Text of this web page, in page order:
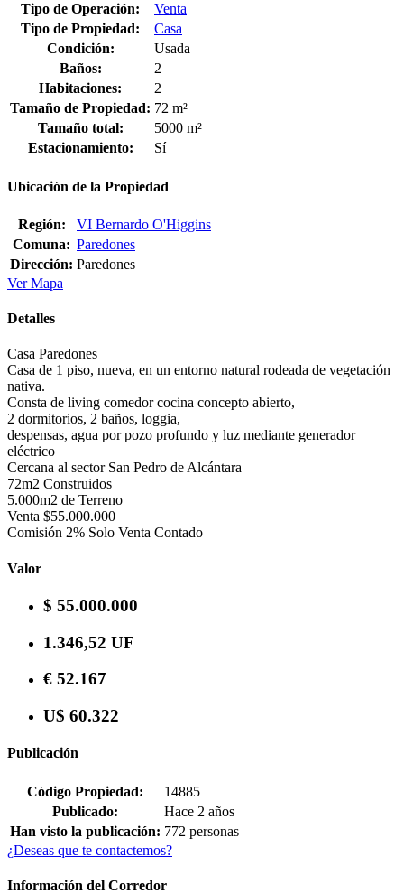
Tipo de Operación:
Venta
Tipo de Propiedad:
Casa
Condición:
Usada
Baños:
2
Habitaciones:
2
Tamaño de Propiedad: 72 m²
Tamaño total:
5000 m²
Estacionamiento:
Sí
Ubicación de la Propiedad
Región:
VI Bernardo O'Higgins
Comuna: Paredones
Dirección: Paredones
Ver Mapa
Detalles
Casa Paredones
Casa de 1 piso, nueva, en un entorno natural rodeada de vegetación
nativa.
Consta de living comedor cocina concepto abierto,
2 dormitorios, 2 baños, loggia,
despensas, agua por pozo profundo y luz mediante generador
eléctrico
Cercana al sector San Pedro de Alcántara
72m2 Construidos
5.000m2 de Terreno
Venta $55.000.000
Comisión 2% Solo Venta Contado
Valor
$ 55.000.000
1.346,52 UF
€ 52.167
U$ 60.322
Publicación
Código Propiedad:
14885
Publicado:
Hace 2 años
Han visto la publicación: 772 personas
¿Deseas que te contactemos?
Información del Corredor